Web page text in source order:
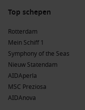
Top schepen
Rotterdam
Mein Schiff 1
Symphony of the Seas
Nieuw Statendam
AIDAperla
MSC Preziosa
AIDAnova